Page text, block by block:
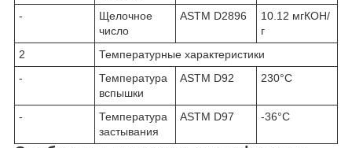
-
Щелочное
число
ASTM D2896
10.12 мгКОН/
г
2
Температурные характеристики
-
Температура
вспышки
ASTM D92 230°С
-
Температура
застывания
ASTM D97 -36°С